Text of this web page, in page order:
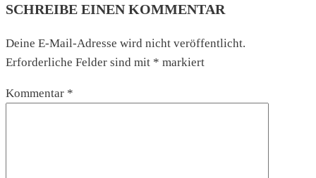
SCHREIBE EINEN KOMMENTAR
Deine E-Mail-Adresse wird nicht veröffentlicht.
Erforderliche Felder sind mit * markiert
Kommentar *